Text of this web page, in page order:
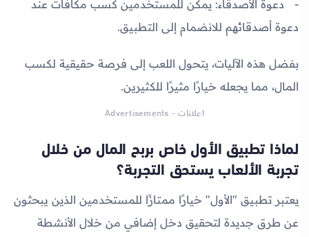
دعوة الأصدقاء: يمكن للمستخدمين كسب مكافآت عند
دعوة أصدقائهم للانضمام إلى التطبيق.
بفضل هذه الآليات، يتحول اللعب إلى فرصة حقيقية لكسب
المال، مما يجعله خيارًا مثيرًا للكثيرين.
اعلانات - Advertisements
لماذا تطبيق الأول خاص بربح المال من خلال
تجربة الألعاب يستحق التجربة؟
يعتبر تطبيق "الأول" خيارًا ممتازًا للمستخدمين الذين يبحثون
عن طرق جديدة لتحقيق دخل إضافي من خلال الأنشطة